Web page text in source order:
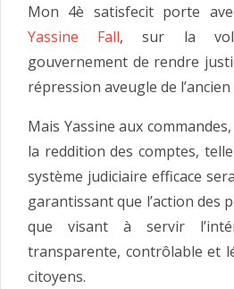
Mon 4è satisfecit porte
Yassine Fall, sur la
gouvernement de rendre
répression aveugle de
Mais Yassine aux commandes,
la reddition des comptes,
système judiciaire efficace
garantissant que l’action des
que visant à servir
transparente, contrôlable et
citoyens.